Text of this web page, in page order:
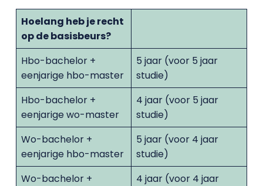
Hoelang heb je recht
op de basisbeurs?
Hbo-bachelor +
eenjarige hbo-master
5 jaar (voor 5 jaar
studie)
Hbo-bachelor +
eenjarige wo-master
4 jaar (voor 5 jaar
studie)
Wo-bachelor +
eenjarige hbo-master
5 jaar (voor 4 jaar
studie)
Wo-bachelor +
4 jaar (voor 4 jaar